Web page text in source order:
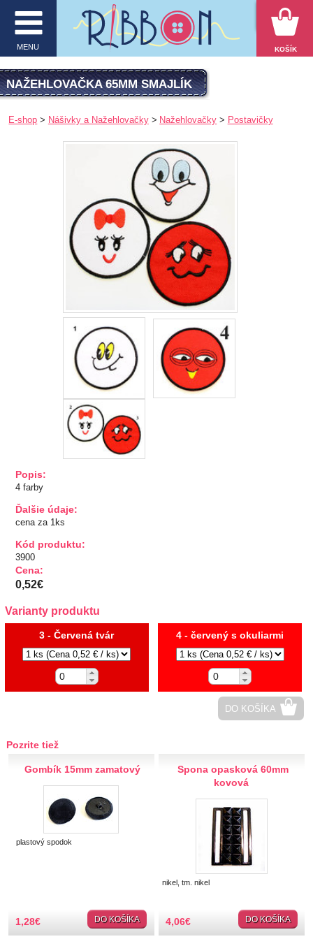
VYHĽADÁVANIE
MENU
O firme
Obchodné podmienky
Ochrana osobných údajov
KATEGÓRIE PRODUKTOV
TIPY NA DARČEKY
Bižutérny kútik
Burda strihy
Dekorácie
Gombíky
Ihly a špendlíky
Látky-metráž
Lemovky
Nášivky a Nažehlovačky
Srdce, hviezdy
MENU KOŠÍK
NAŽEHLOVAČKA 65MM SMAJLÍK
E-shop Nášivky a Nažehlovačky Nažehlovačky Postavičky
Popis:
4 farby
Ďalšie údaje:
cena za 1ks
Kód produktu:
3900
Cena:
0,52€
Varianty produktu
3 - Červená tvár 4 - červený s okuliarmi
DO KOŠÍKA
Pozrite tiež
Gombík 15mm zamatový
plastový spodok
1,28€ DO KOŠÍKA
Spona opasková 60mm
kovová
nikel, tm. nikel
4,06€ DO KOŠÍKA